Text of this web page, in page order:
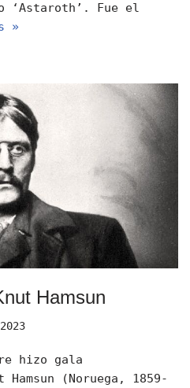
‘Astaroth’. Fue el
»
Hamsun
hizo gala
(Noruega, 1859-